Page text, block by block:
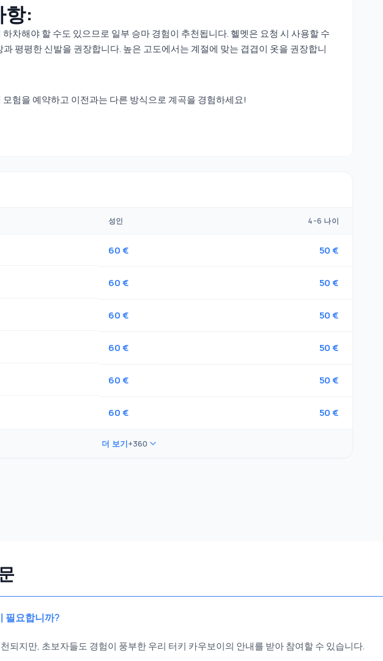
항:
차해야 할 수도 있으므로 일부 승마 경험이 추천됩니다. 헬멧은 요청 시 사용할 수
평평한 신발을 권장합니다. 높은 고도에서는 계절에 맞는 겹겹이 옷을 권장합니
험을 예약하고 이전과는 다른 방식으로 계곡을 경험하세요!
성인 4-6 나이
60 € 50 €
60 € 50 €
60 € 50 €
60 € 50 €
60 € 50 €
60 € 50 €
더 보기+360
필요합니까?
되지만, 초보자들도 경험이 풍부한 우리 터키 카우보이의 안내를 받아 참여할 수 있습니다.